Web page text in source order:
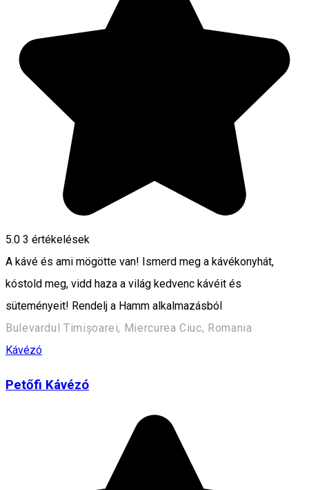
5.0 3 értékelések
A kávé és ami mögötte van! Ismerd meg a kávékonyhát,
kóstold meg, vidd haza a világ kedvenc kávéit és
süteményeit! Rendelj a Hamm alkalmazásból
Bulevardul Timișoarei, Miercurea Ciuc, Romania
Kávézó
Petőfi Kávézó